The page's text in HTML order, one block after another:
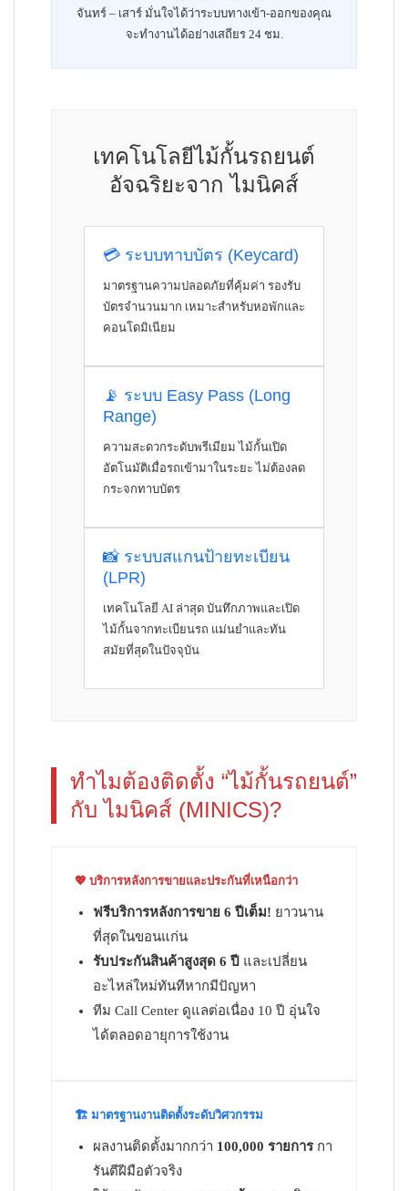
จันทร์ – เสาร์ มั่นใจได้ว่าระบบทางเข้า-ออกของคุณ
จะทำงานได้อย่างเสถียร 24 ชม.
เทคโนโลยีไม้กั้นรถยนต์
อัจฉริยะจาก ไมนิคส์
💳 ระบบทาบบัตร (Keycard)
มาตรฐานความปลอดภัยที่คุ้มค่า รองรับ
บัตรจำนวนมาก เหมาะสำหรับหอพักและ
คอนโดมิเนียม
📡 ระบบ Easy Pass (Long
Range)
ความสะดวกระดับพรีเมียม ไม้กั้นเปิด
อัตโนมัติเมื่อรถเข้ามาในระยะ ไม่ต้องลด
กระจกทาบบัตร
📸 ระบบสแกนป้ายทะเบียน
(LPR)
เทคโนโลยี AI ล่าสุด บันทึกภาพและเปิด
ไม้กั้นจากทะเบียนรถ แม่นยำและทัน
สมัยที่สุดในปัจจุบัน
ทำไมต้องติดตั้ง “ไม้กั้นรถยนต์”
กับ ไมนิคส์ (MINICS)?
💖 บริการหลังการขายและประกันที่เหนือกว่า
ฟรีบริการหลังการขาย 6 ปีเต็ม! ยาวนาน
ที่สุดในขอนแก่น
รับประกันสินค้าสูงสุด 6 ปี และเปลี่ยน
อะไหล่ใหม่ทันทีหากมีปัญหา
ทีม Call Center ดูแลต่อเนื่อง 10 ปี อุ่นใจ
ได้ตลอดอายุการใช้งาน
🏗️ มาตรฐานงานติดตั้งระดับวิศวกรรม
ผลงานติดตั้งมากกว่า 100,000 รายการกา
รันตีฝีมือตัวจริง